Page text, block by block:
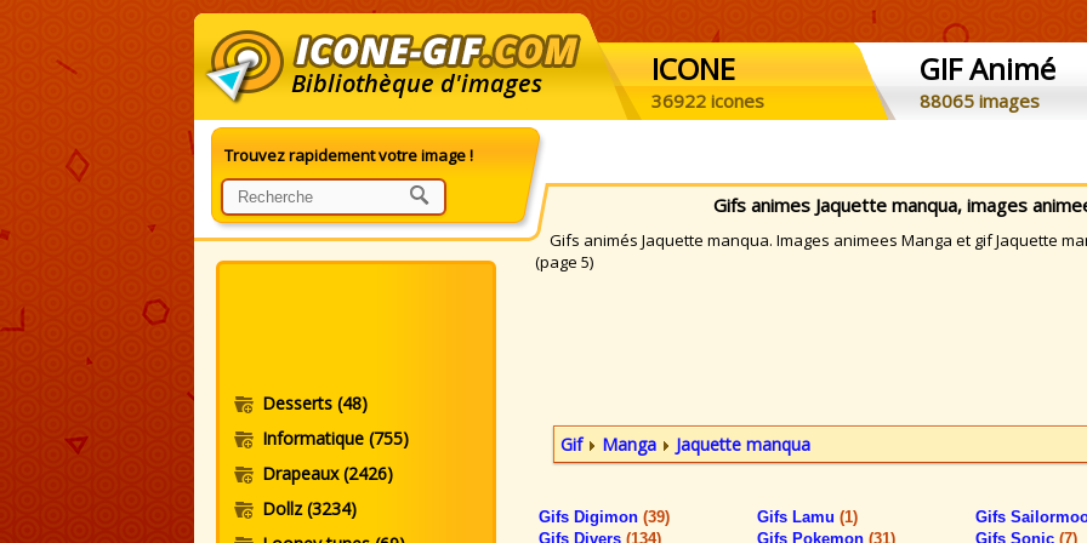
Bibliothèque d'images ICONE
36922 icones
GIF Animé
88065 images
Trouvez rapidement votre image !
Desserts (48)
Informatique (755)
Drapeaux(2426)
Dollz(3234)
Gifs animes Jaquette manqua, images
Gifs animés Jaquette manqua. Images animees Manga et gif Jaquette
(page 5)
Gif Manga Jaquette manqua
Gifs Digimon (39)
Gifs Divers (134)
Gifs Lamu (1)
Gifs Pokemon (31)
Gifs
Gifs Sonic (7)